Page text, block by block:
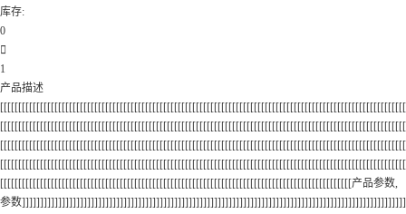
库存:
0

1
产品描述
[[[[[[[[[[[[[[[[[[[[[[[[[[[[[[[[[[[[[[[[[[[[[[[[[[[[[[[[[[[[[[[[[[[[[[[[[[[[[[[[[[[[[[[[[[[[[[[[[[[[[[[[[[[[[[[[
[[[[[[[[[[[[[[[[[[[[[[[[[[[[[[[[[[[[[[[[[[[[[[[[[[[[[[[[[[[[[[[[[[[[[[[[[[[[[[[[[[[[[[[[[[[[[[[[[[[[[[[[[[[[[[[[
[[[[[[[[[[[[[[[[[[[[[[[[[[[[[[[[[[[[[[[[[[[[[[[[[[[[[[[[[[[[[[[[[[[[[[[[[[[[[[[[[[[[[[[[[[[[[[[[[[[[[[[[[[[[[[[[
[[[[[[[[[[[[[[[[[[[[[[[[[[[[[[[[[[[[[[[[[[[[[[[[[[[[[[[[[[[[[[[[[[[[[[[[[[[[[[[[[[[[[[[[[[[[[[[[[[[[[[[[[[[[[[[[
[[[[[[[[[[[[[[[[[[[[[[[[[[[[[[[[[[[[[[[[[[[[[[[[[[[[[[[[[[[[[[[[[[[[[[[[[[[[[[[[[[[[[[[[[[[[[[[[[产品参数,
参数]]]]]]]]]]]]]]]]]]]]]]]]]]]]]]]]]]]]]]]]]]]]]]]]]]]]]]]]]]]]]]]]]]]]]]]]]]]]]]]]]]]]]]]]]]]]]]]]]]]]]]]]]]